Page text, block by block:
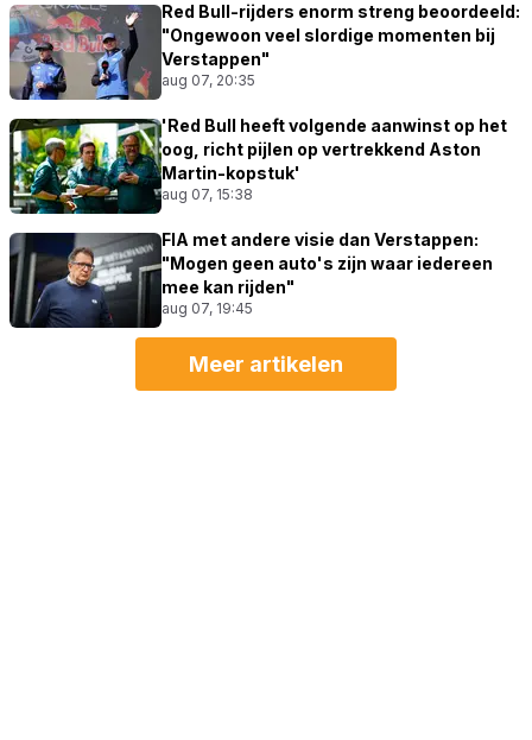
Red Bull-rijders enorm streng beoordeeld:
"Ongewoon veel slordige momenten bij
Verstappen"
aug 07, 20:35
'Red Bull heeft volgende aanwinst op het
oog, richt pijlen op vertrekkend Aston
Martin-kopstuk'
aug 07, 15:38
FIA met andere visie dan Verstappen:
"Mogen geen auto's zijn waar iedereen
mee kan rijden"
aug 07, 19:45
Meer artikelen